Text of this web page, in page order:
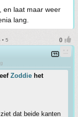
en laat maar weer
lang.
• 5
Zoddie het
dat beide kanten